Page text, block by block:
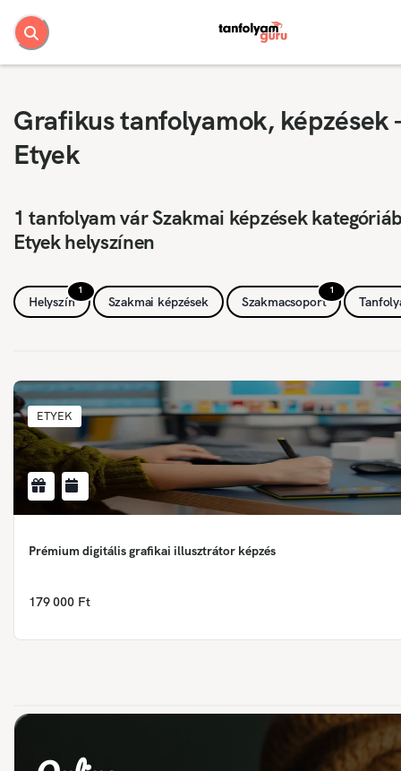
Grafikus tanfolyamok, képzések
Etyek
1 tanfolyam vár Szakmai képzések
Etyek helyszínen
1
Helyszín Szakmai képzések
1
Szakmacsoport
ETYEK
Prémium digitális grafikai illusztrátor képzés
179 000 Ft